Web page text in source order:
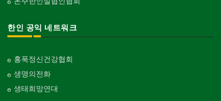
한인 공익 네트워크
홍푹정신건강협회
생명의전화
생태희망연대